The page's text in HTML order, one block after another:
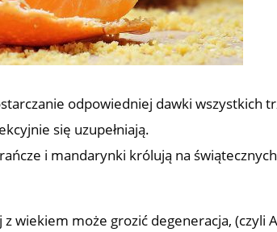
odpowiedniej dawki wszystkich
się uzupełniają.
i mandarynki królują na świątecznych
wiekiem może grozić degeneracja, (czyli